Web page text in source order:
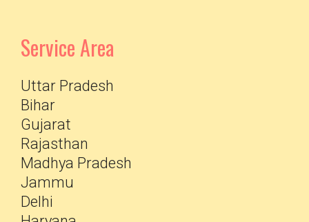
Service Area
Uttar Pradesh
Bihar
Gujarat
Rajasthan
Madhya Pradesh
Jammu
Delhi